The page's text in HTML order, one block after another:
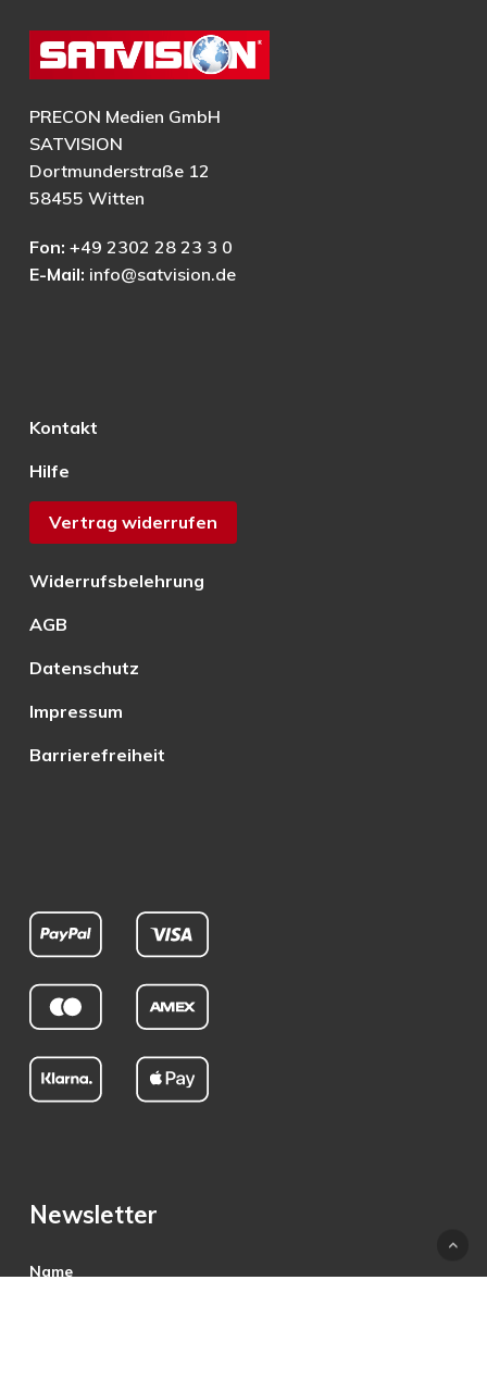
PRECON Medien GmbH
SATVISION
Dortmunderstraße 12
58455 Witten
Fon: +49 2302 28 23 3 0
E-Mail: info@satvision.de
Kontakt
Hilfe
Vertrag widerrufen
Widerrufsbelehrung
AGB
Datenschutz
Impressum
Barrierefreiheit
Newsletter
Name